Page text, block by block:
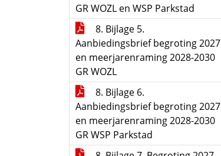
GR WOZL en WSP Parkstad
8. Bijlage 5.
Aanbiedingsbrief begroting 2027
en meerjarenraming 2028-2030
GR WOZL
8. Bijlage 6.
Aanbiedingsbrief begroting 2027
en meerjarenraming 2028-2030
GR WSP Parkstad